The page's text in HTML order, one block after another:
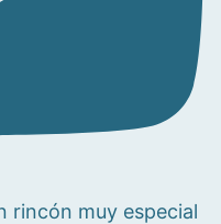
rincón muy especial